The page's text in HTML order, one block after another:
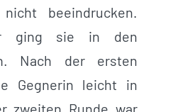
beeindrucken.
ging sie in den
Nach der ersten
Gegnerin leicht in
zweiten Runde war